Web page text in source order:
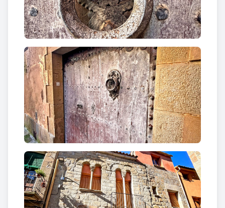
del segle XIX que deia que els habitants“es
mullaven com los de Sanahuja sota la pluja”o“Fer
com els de Sanaüja, que, quan plou, es posen sota
la pluja”: en realitat, els porxos els protegien i els
reunien en un teixit viu de comunitat.
Aquesta expressió parla de la capacitat d’acceptar
el que és inevitable: davant de la pluja, els habitants
no es refugien, sinó que l’enfronten amb resignació
o fins i tot amb certa entossudiment.
Encara que no sabem exactament per què es va
associar aquesta actitud a Sanaüja, la frase ha
arribat fins avui com un testimoni de la saviesa
popular, que combina humor i observació de la vida